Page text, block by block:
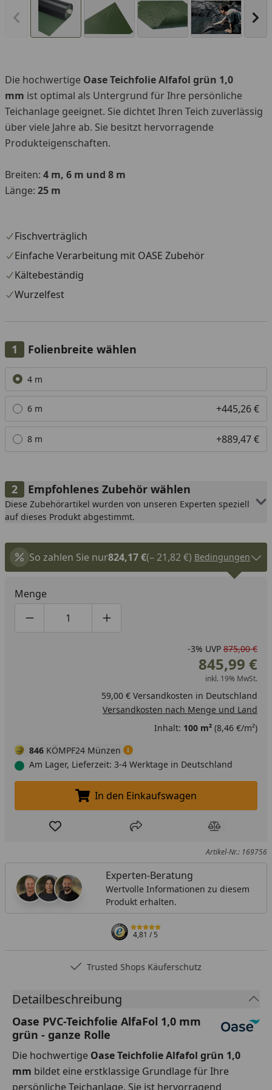
Vorheriges Bild anzeigen
Die hochwertige Oase Teichfolie Alfafol grün 1,0
mm ist optimal als Untergrund für Ihre persönliche
Teichanlage geeignet. Sie dichtet Ihren Teich zuverlässig
über viele Jahre ab. Sie besitzt hervorragende
Produkteigenschaften.
Breiten: 4 m, 6 m und 8 m
Länge: 25 m
Fischverträglich
Einfache Verarbeitung mit OASE Zubehör
Kältebeständig
Wurzelfest
Folienbreite wählen
Alle anzeigen (3)
4 m
6 m +445,26 €
8 m +889,47 €
Empfohlenes Zubehör wählen
Diese Zubehörartikel wurden von unseren Experten speziell
auf dieses Produkt abgestimmt.
So zahlen Sie nur824,17 €(– 21,82 €) Bedingungen
Menge
Produktmenge um eins verringern
Produktmenge manuell eingeben
Produktmenge um eins erhöhen
-3% UVP 875,00 €
845,99 €
inkl. 19% MwSt.
59,00 € Versandkosten in Deutschland
Versandkosten nach Menge und Land
Inhalt: 100 m²(8,46 €/m²)
846 KÖMPF24 Münzen
Am Lager, Lieferzeit: 3-4 Werktage in Deutschland
In den Einkaufswagen legen
In den Einkaufswagen
Produkt zur Wunschliste hinzufügen
Teilen Produkt
Artikel-Nr.: 169756
Experten-Beratung
Wertvolle Informationen zu diesem
Produkt erhalten.
4,81/ 5
Trusted Shops Käuferschutz
Detailbeschreibung
Oase PVC-Teichfolie AlfaFol 1,0 mm
grün - ganze Rolle
Die hochwertige Oase Teichfolie Alfafol grün 1,0
mm bildet eine erstklassige Grundlage für Ihre
persönliche Teichanlage. Sie ist hervorragend